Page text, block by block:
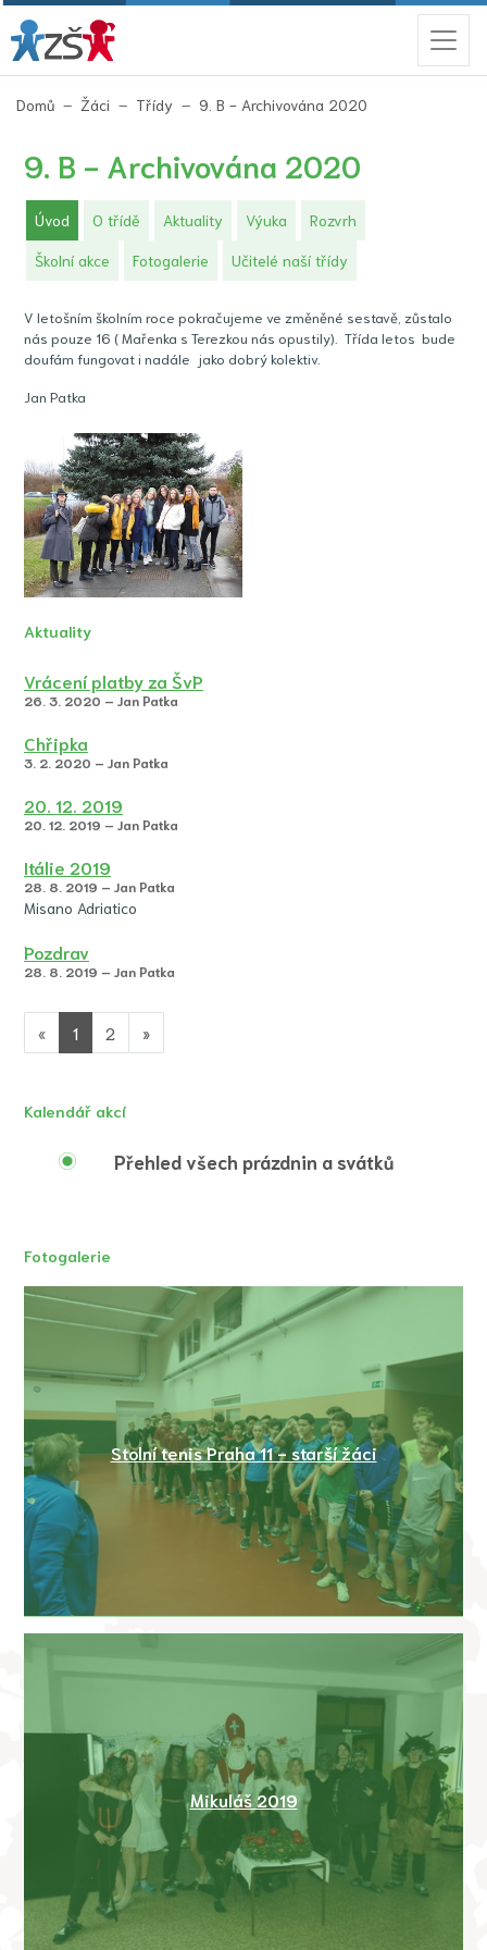
Domů Žáci Třídy 9. B - Archivována 2020
9. B - Archivována 2020
Úvod (aktuální)
O třídě Aktuality Výuka Rozvrh
Školní akce Fotogalerie Učitelé naší třídy
V letošním školním roce pokračujeme ve změněné sestavě, zůstalo
nás pouze 16 ( Mařenka s Terezkou nás opustily). Třída letos bude
doufám fungovat i nadále jako dobrý kolektiv.
Jan Patka
Aktuality
Vrácení platby za ŠvP
26. 3. 2020 – Jan Patka
Chřipka
3. 2. 2020 – Jan Patka
20. 12. 2019
20. 12. 2019 – Jan Patka
Itálie 2019
28. 8. 2019 – Jan Patka
Misano Adriatico
Pozdrav
28. 8. 2019 – Jan Patka
« 1 2 »
Kalendář akcí
Přehled všech prázdnin a svátků
Fotogalerie
Stolní tenis Praha 11 - starší žáci
Mikuláš 2019